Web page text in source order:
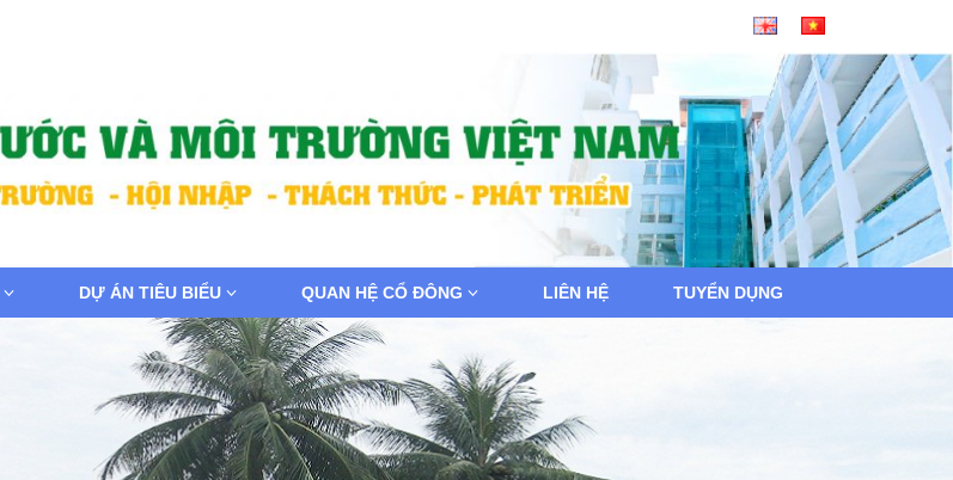
DỰ ÁN TIÊU BIỂU QUAN HỆ CỔ ĐÔNG LIÊN HỆ TUYỂN DỤNG